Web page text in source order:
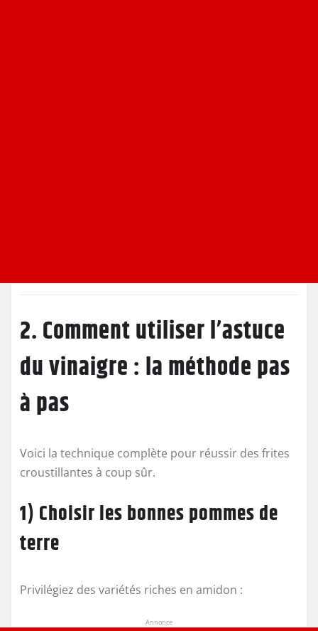
2. Comment utiliser l’astuce
du vinaigre : la méthode pas
à pas
Voici la technique complète pour réussir des frites
croustillantes à coup sûr.
1) Choisir les bonnes pommes de
terre
Privilégiez des variétés riches en amidon :
Annonce